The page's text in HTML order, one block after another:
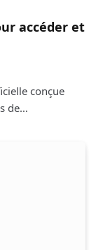
accéder et
conçue
de…